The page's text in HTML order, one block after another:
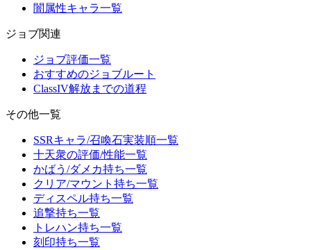
闇属性キャラ一覧
ジョブ関連
ジョブ評価一覧
おすすめのジョブルート
ClassIV解放までの道程
その他一覧
SSRキャラ/召喚石実装順一覧
十天衆の評価/性能一覧
かばう/ダメカ持ち一覧
クリア/マウント持ち一覧
ディスペル持ち一覧
追撃持ち一覧
トレハン持ち一覧
刻印持ち一覧